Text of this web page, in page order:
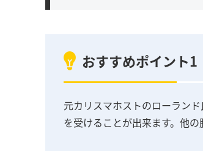
おすすめポイント1
元カリスマホストのローラン
を受けることが出来ます。他